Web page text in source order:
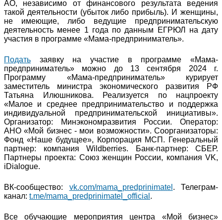
АО, независимо от финансового результата ведения
такой деятельности (убыток либо прибыль). И женщины,
не имеющие, либо ведущие предпринимательскую
деятельность менее 1 года по данным ЕГРЮЛ на дату
участия в программе «Мама-предприниматель».
Подать заявку на участие в программе «Мама-
предприниматель» можно до 13 сентября 2024 г.
Программу «Мама-предприниматель» курирует
заместитель министра экономического развития РФ
Татьяна Илюшникова. Реализуется по нацпроекту
«Малое и среднее предпринимательство и поддержка
индивидуальной предпринимательской инициативы».
Организатор: Минэкономразвития России. Оператор:
АНО «Мой бизнес - мои возможности». Соорганизаторы:
Фонд «Наше будущее», Корпорация МСП. Генеральный
партнер: компания Wildberries. Банк-партнер: СБЕР.
Партнеры проекта: Союз женщин России, компания VK,
iDialogue.
ВК-сообщество: vk.com/mama_predprinimatel . Телеграм-
канал: t.me/mama_predprinimatel_official .
Все обучающие мероприятия центра «Мой бизнес»